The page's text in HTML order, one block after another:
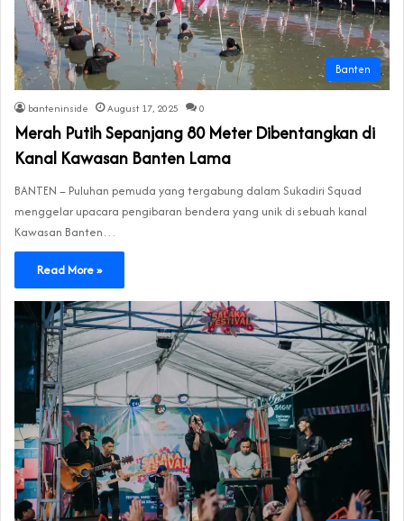
Banten
banteninside August 17, 2025 0
‎Merah Putih Sepanjang 80 Meter Dibentangkan di
Kanal Kawasan Banten Lama
‎BANTEN – Puluhan pemuda yang tergabung dalam Sukadiri Squad
menggelar upacara pengibaran bendera yang unik di sebuah kanal
Kawasan Banten…
Read More »